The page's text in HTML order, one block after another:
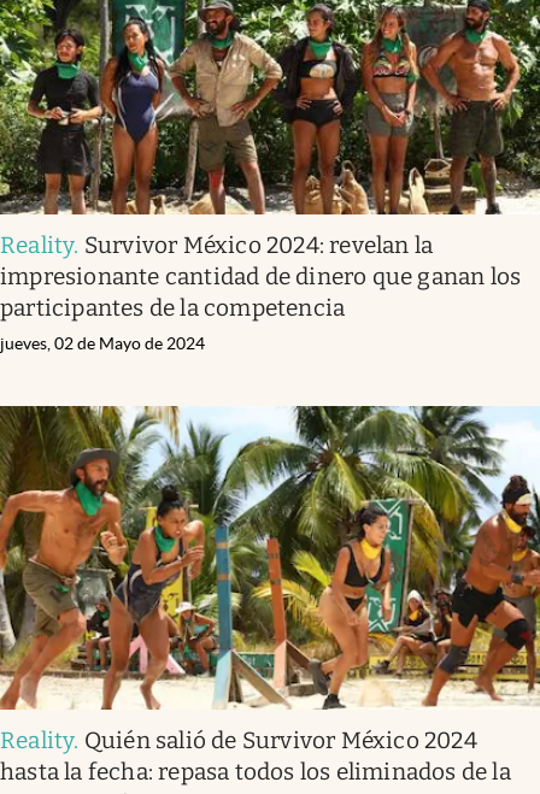
Reality. Survivor México 2024: revelan la
impresionante cantidad de dinero que ganan los
participantes de la competencia
jueves, 02 de Mayo de 2024
Reality. Quién salió de Survivor México 2024
hasta la fecha: repasa todos los eliminados de la